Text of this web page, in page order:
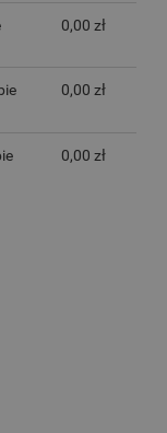
0,00 zł
0,00 zł
0,00 zł